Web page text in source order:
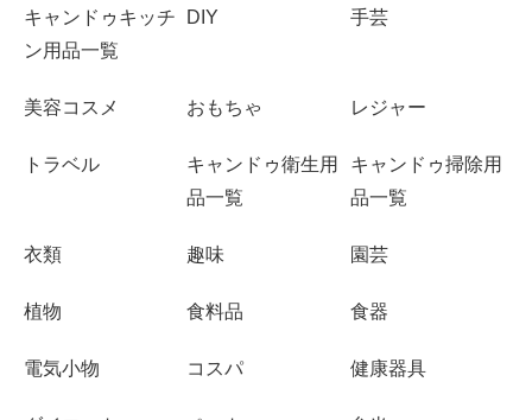
キャンドゥキッチ
ン用品一覧
DIY 手芸
美容コスメ おもちゃ レジャー
トラベル
キャンドゥ衛生用
品一覧
キャンドゥ掃除用
品一覧
衣類 趣味 園芸
植物 食料品 食器
電気小物 コスパ 健康器具